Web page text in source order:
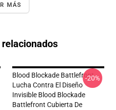
MÁS
Blood Blockade Battlefront
Lucha Contra El Diseño
Invisible Blood Blockade
Battlefront Cubierta De
-20%